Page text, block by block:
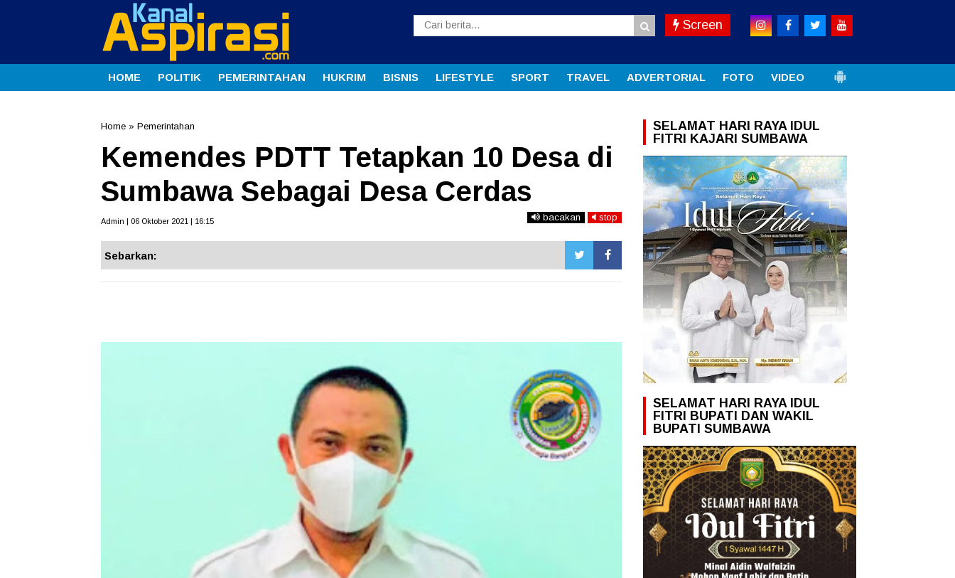
Screen
HOME POLITIK PEMERINTAHAN HUKRIM BISNIS LIFESTYLE SPORT TRAVEL ADVERTORIAL FOTO VIDEO
Home » Pemerintahan
Kemendes PDTT Tetapkan 10 Desa di
Sumbawa Sebagai Desa Cerdas
Admin | 06 Oktober 2021 | 16:15 bacakan stop
Sebarkan:
SELAMAT HARI RAYA IDUL
FITRI KAJARI SUMBAWA
SELAMAT HARI RAYA IDUL
FITRI BUPATI DAN WAKIL
BUPATI SUMBAWA